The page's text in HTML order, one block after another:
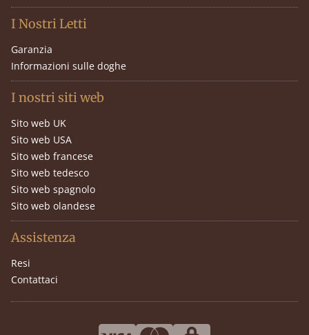
I Nostri Letti
Garanzia
Informazioni sulle doghe
I nostri siti web
Sito web UK
Sito web USA
Sito web francese
Sito web tedesco
Sito web spagnolo
Sito web olandese
Assistenza
Resi
Contattaci